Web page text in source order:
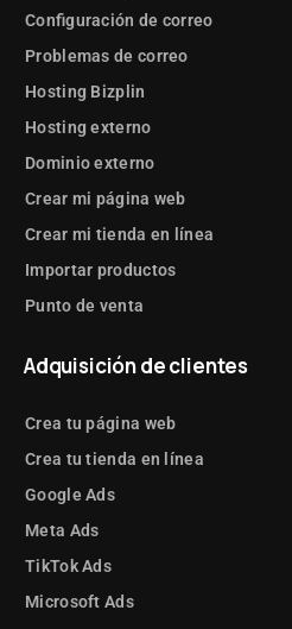
Configuración de correo
Problemas de correo
Hosting Bizplin
Hosting externo
Dominio externo
Crear mi página web
Crear mi tienda en línea
Importar productos
Punto de venta
Adquisición de clientes
Crea tu página web
Crea tu tienda en línea
Google Ads
Meta Ads
TikTok Ads
Microsoft Ads